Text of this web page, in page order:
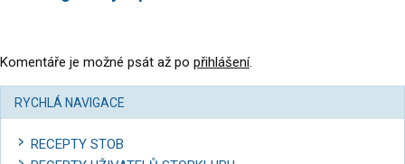
Komentáře je možné psát až po přihlášení.
RYCHLÁ NAVIGACE
RECEPTY STOB